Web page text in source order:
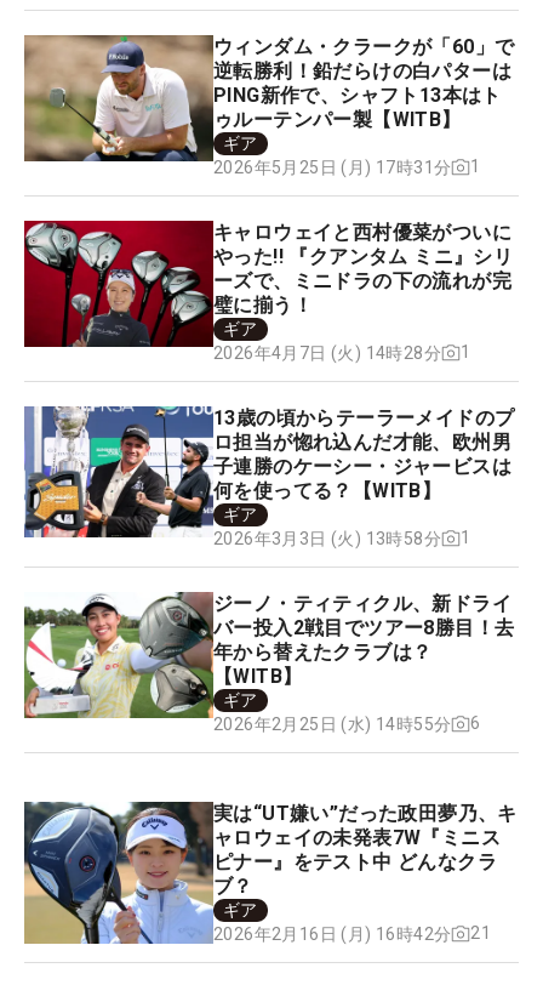
ウィンダム・クラークが「60」で
逆転勝利！鉛だらけの白パターは
PING新作で、シャフト13本はト
ゥルーテンパー製【WITB】
ギア
2026年5月25日 (月) 17時31分
1
キャロウェイと西村優菜がついに
やった!! 『クアンタム ミニ』シリ
ーズで、ミニドラの下の流れが完
璧に揃う！
ギア
2026年4月7日 (火) 14時28分
1
13歳の頃からテーラーメイドのプ
ロ担当が惚れ込んだ才能、欧州男
子連勝のケーシー・ジャービスは
何を使ってる？【WITB】
ギア
2026年3月3日 (火) 13時58分
1
ジーノ・ティティクル、新ドライ
バー投入2戦目でツアー8勝目！去
年から替えたクラブは？
【WITB】
ギア
2026年2月25日 (水) 14時55分
6
実は“UT嫌い”だった政田夢乃、キ
ャロウェイの未発表7W『ミニス
ピナー』をテスト中 どんなクラ
ブ？
ギア
2026年2月16日 (月) 16時42分
21